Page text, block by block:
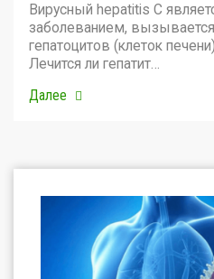
Вирусный hepatitis C
заболеванием,
гепатоцитов (клеток
Лечится ли гепатит…
Далее